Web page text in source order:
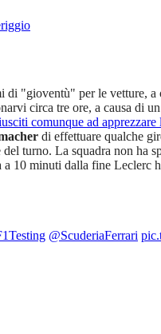
"gioventù" per le vetture, a
circa tre ore, a causa di
comunque ad
di effettuare qualche
turno. La squadra non ha
10 minuti dalla fine
@ScuderiaFerrari